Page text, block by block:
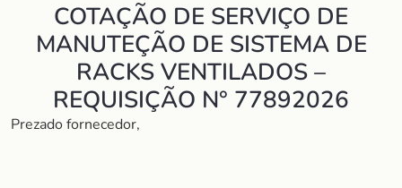
COTAÇÃO DE SERVIÇO DE
MANUTEÇÃO DE SISTEMA DE
RACKS VENTILADOS –
REQUISIÇÃO N° 77892026
Prezado fornecedor,